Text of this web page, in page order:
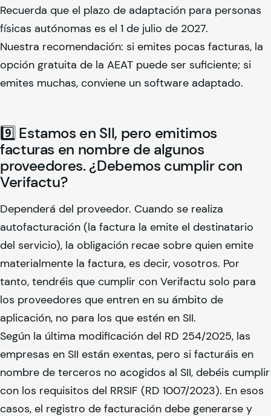
Recuerda que el plazo de adaptación para personas
físicas autónomas es el 1 de julio de 2027.
Nuestra recomendación: si emites pocas facturas, la
opción gratuita de la AEAT puede ser suficiente; si
emites muchas, conviene un software adaptado.
9️⃣ Estamos en SII, pero emitimos
facturas en nombre de algunos
proveedores. ¿Debemos cumplir con
Verifactu?
Dependerá del proveedor. Cuando se realiza
autofacturación (la factura la emite el destinatario
del servicio), la obligación recae sobre quien emite
materialmente la factura, es decir, vosotros. Por
tanto, tendréis que cumplir con Verifactu solo para
los proveedores que entren en su ámbito de
aplicación, no para los que estén en SII.
Según la última modificación del RD 254/2025, las
empresas en SII están exentas, pero si facturáis en
nombre de terceros no acogidos al SII, debéis cumplir
con los requisitos del RRSIF (RD 1007/2023). En esos
casos, el registro de facturación debe generarse y